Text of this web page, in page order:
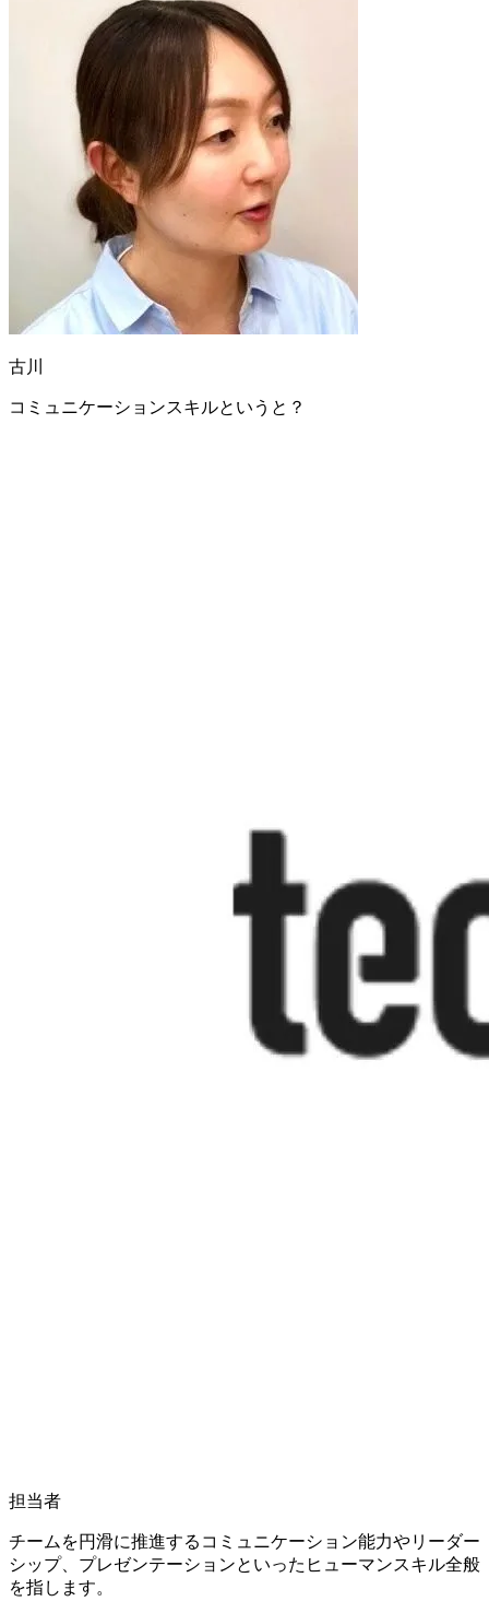
古川
コミュニケーションスキルというと？
担当者
チームを円滑に推進する コミュニケーション能力やリーダー
シップ、 プレゼンテーションといったヒューマンスキル全般
を指します。